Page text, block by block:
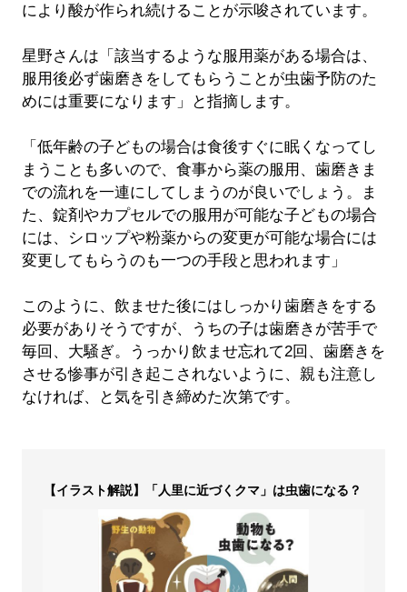
により酸が作られ続けることが示唆されています。
星野さんは「該当するような服用薬がある場合は、
服用後必ず歯磨きをしてもらうことが虫歯予防のた
めには重要になります」と指摘します。
「低年齢の子どもの場合は食後すぐに眠くなってし
まうことも多いので、食事から薬の服用、歯磨きま
での流れを一連にしてしまうのが良いでしょう。ま
た、錠剤やカプセルでの服用が可能な子どもの場合
には、シロップや粉薬からの変更が可能な場合には
変更してもらうのも一つの手段と思われます」
このように、飲ませた後にはしっかり歯磨きをする
必要がありそうですが、うちの子は歯磨きが苦手で
毎回、大騒ぎ。うっかり飲ませ忘れて2回、歯磨きを
させる惨事が引き起こされないように、親も注意し
なければ、と気を引き締めた次第です。
【イラスト解説】「人里に近づくクマ」は虫歯になる？